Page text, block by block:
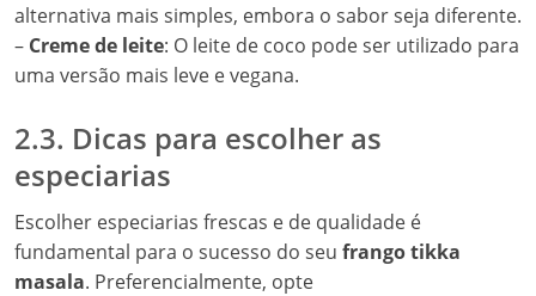
alternativa mais simples, embora o sabor seja diferente.
– Creme de leite: O leite de coco pode ser utilizado para
uma versão mais leve e vegana.
2.3. Dicas para escolher as
especiarias
Escolher especiarias frescas e de qualidade é
fundamental para o sucesso do seu frango tikka
masala. Preferencialmente, opte